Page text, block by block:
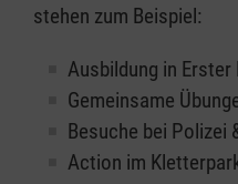
stehen zum Beispiel:
Ausbildung in Erster
Gemeinsame
Besuche bei Polizei
Action im